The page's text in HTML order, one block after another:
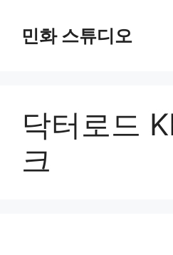
민화 스튜디오
닥터로드
크